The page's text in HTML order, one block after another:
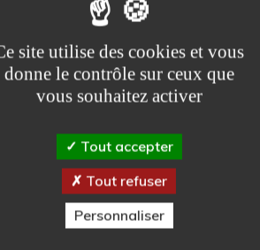
jusqu'à 200 €
d'un vélo à
Pour cela,
de demande
d’un vélo, disponible
votre mairie.
:
des-aides-
votre-velo-electrique
site utilise des cookies et vous
donne le contrôle sur ceux que
vous souhaitez activer
Tout accepter
Tout refuser
Personnaliser